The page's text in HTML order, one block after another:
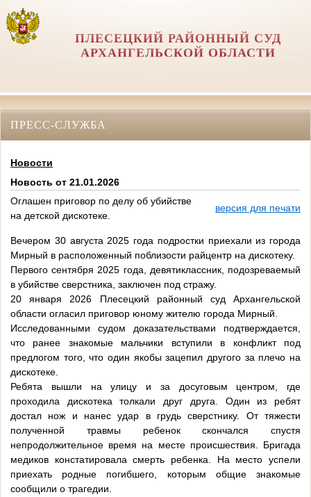
ПЛЕСЕЦКИЙ РАЙОННЫЙ СУД
АРХАНГЕЛЬСКОЙ ОБЛАСТИ
ПРЕСС-СЛУЖБА
Новости
Новость от 21.01.2026
Оглашен приговор по делу об убийстве
на детской дискотеке.
версия для печати
Вечером 30 августа 2025 года подростки приехали из города
Мирный в расположенный поблизости райцентр на дискотеку.
Первого сентября 2025 года, девятиклассник, подозреваемый
в убийстве сверстника, заключен под стражу.
20 января 2026 Плесецкий районный суд Архангельской
области огласил приговор юному жителю города Мирный.
Исследованными судом доказательствами подтверждается,
что ранее знакомые мальчики вступили в конфликт под
предлогом того, что один якобы зацепил другого за плечо на
дискотеке.
Ребята вышли на улицу и за досуговым центром, где
проходила дискотека толкали друг друга. Один из ребят
достал нож и нанес удар в грудь сверстнику. От тяжести
полученной травмы ребенок скончался спустя
непродолжительное время на месте происшествия. Бригада
медиков констатировала смерть ребенка. На место успели
приехать родные погибшего, которым общие знакомые
сообщили о трагедии.